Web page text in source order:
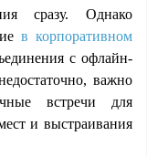
сразу. Однако
в корпоративном
с офлайн-
важно
встречи для
и выстраивания